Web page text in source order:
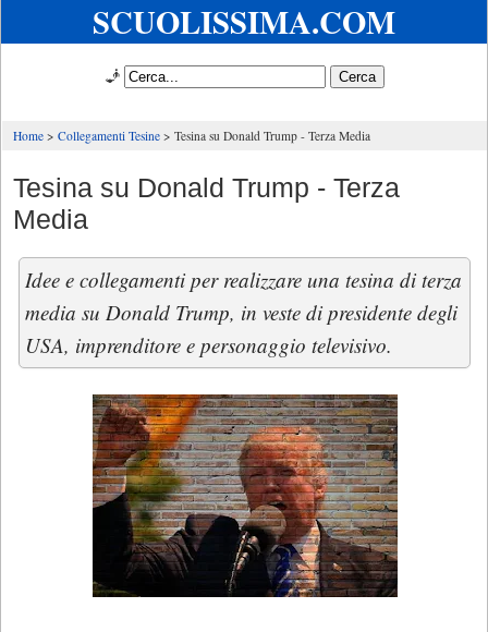
SCUOLISSIMA.COM
🧞
Home Collegamenti Tesine Tesina su Donald Trump - Terza Media
Tesina su Donald Trump - Terza
Media
Idee e collegamenti per realizzare una tesina di terza
media su Donald Trump, in veste di presidente degli
USA, imprenditore e personaggio televisivo.